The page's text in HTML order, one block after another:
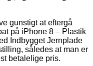
gunstigt at eftergå
på iPhone 8 – Plastik
Indbygget Jernplade
således at man er
betalelige pris.